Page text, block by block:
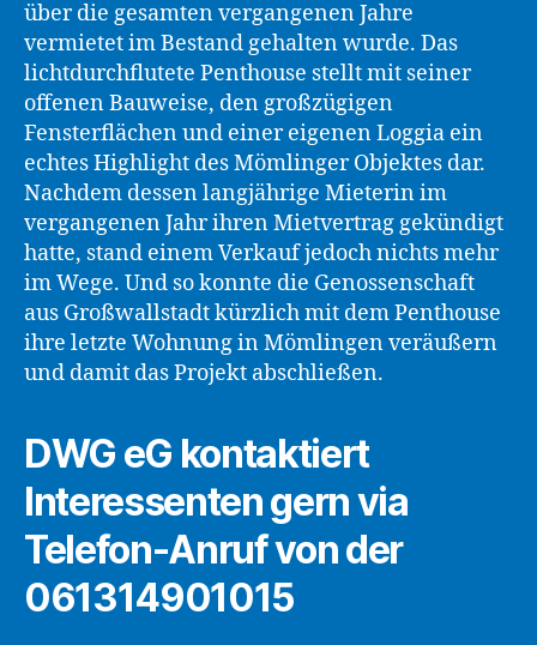
über die gesamten vergangenen Jahre
vermietet im Bestand gehalten wurde. Das
lichtdurchflutete Penthouse stellt mit seiner
offenen Bauweise, den großzügigen
Fensterflächen und einer eigenen Loggia ein
echtes Highlight des Mömlinger Objektes dar.
Nachdem dessen langjährige Mieterin im
vergangenen Jahr ihren Mietvertrag gekündigt
hatte, stand einem Verkauf jedoch nichts mehr
im Wege. Und so konnte die Genossenschaft
aus Großwallstadt kürzlich mit dem Penthouse
ihre letzte Wohnung in Mömlingen veräußern
und damit das Projekt abschließen.
DWG eG kontaktiert
Interessenten gern via
Telefon-Anruf von der
061314901015